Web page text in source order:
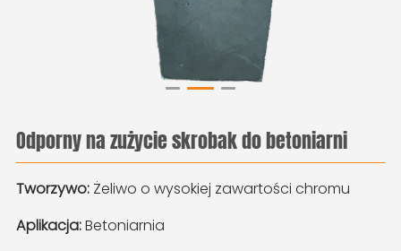
Odporny na zużycie skrobak do betoniarni
Tworzywo: Żeliwo o wysokiej zawartości chromu
Aplikacja:Betoniarnia